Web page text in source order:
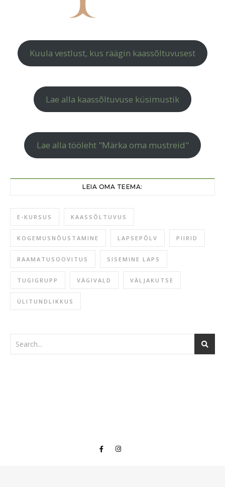
Kuula vestlust, kus räägin kaassõltuvusest
Lae alla kaassõltuvuse küsimustik
Lae alla tööleht "Märka oma mustreid"
LEIA OMA TEEMA:
E-KURSUS KAASSÕLTUVUS
KOGEMUSNÕUSTAMINE LAPSEPÕLV PIIRID
RAAMATUSOOVITUS SISEMINE LAPS
TUGIGRUPP VÄGIVALD VÄLJAKUTSE
ÜLITUNDLIKKUS